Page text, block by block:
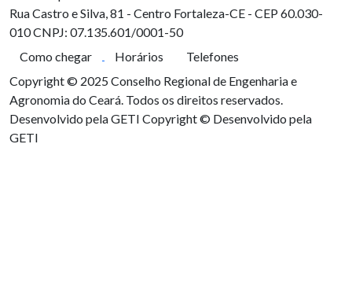
Rua Castro e Silva, 81 - Centro Fortaleza-CE - CEP 60.030-
010CNPJ: 07.135.601/0001-50
Como chegar
Horários
Telefones
Copyright © 2025 Conselho Regional de Engenharia e
Agronomia do Ceará. Todos os direitos reservados.
Desenvolvido pela GETI Copyright © Desenvolvido pela
GETI